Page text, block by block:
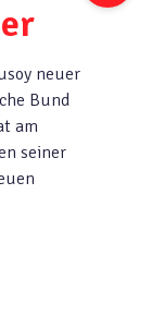
neuer
Bund
am
seiner